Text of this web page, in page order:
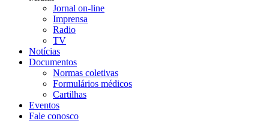
Jornal on-line
Imprensa
Radio
TV
Notícias
Documentos
Normas coletivas
Formulários médicos
Cartilhas
Eventos
Fale conosco